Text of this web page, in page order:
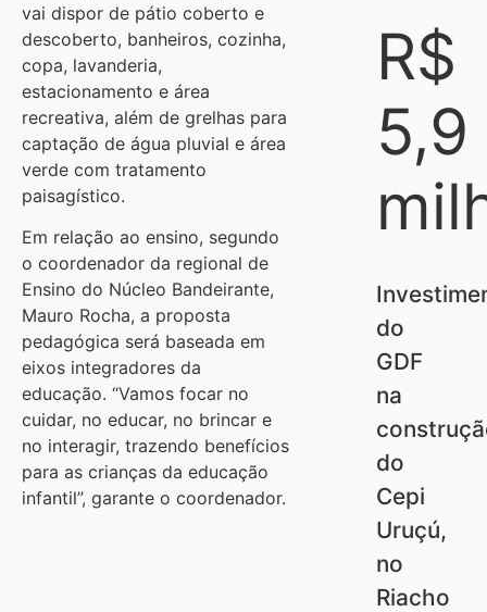
R$
5,9
do
GDF
na
do
Cepi
Uruçú,
no
Riacho
vai dispor de pátio coberto e
descoberto, banheiros, cozinha,
copa, lavanderia,
estacionamento e área
recreativa, além de grelhas para
captação de água pluvial e área
verde com tratamento
paisagístico.
Em relação ao ensino, segundo
o coordenador da regional de
Ensino do Núcleo Bandeirante,
Mauro Rocha, a proposta
pedagógica será baseada em
eixos integradores da
educação. “Vamos focar no
cuidar, no educar, no brincar e
no interagir, trazendo benefícios
para as crianças da educação
infantil”, garante o coordenador.